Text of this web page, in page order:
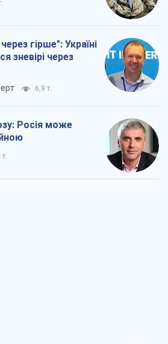
гірше": Україні
зневірі через
6,9 т.
Росія може
т.